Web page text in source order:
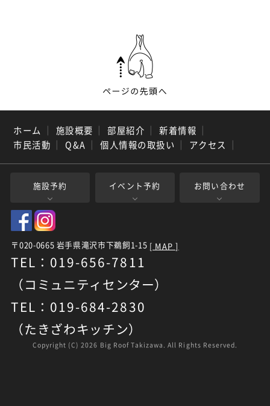
ホーム ｜ 施設概要 ｜ 部屋紹介 ｜ 新着情報 ｜
市民活動 ｜ Q&A ｜ 個人情報の取扱い ｜ アクセス ｜
施設予約 イベント予約 お問い合わせ
〒020-0665 岩手県滝沢市下鵜飼1-15 [ MAP ]
TEL：019-656-7811
（コミュニティセンター）
TEL：019-684-2830
（たきざわキッチン）
Copyright (C)2026 Big Roof Takizawa. All Rights Reserved.